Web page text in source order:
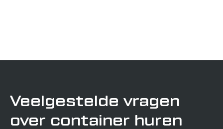
Veelgestelde vragen
over container huren